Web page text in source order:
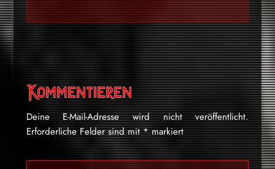
Kommentieren
Deine E-Mail-Adresse wird nicht veröffentlicht.
Erforderliche Felder sind mit*markiert